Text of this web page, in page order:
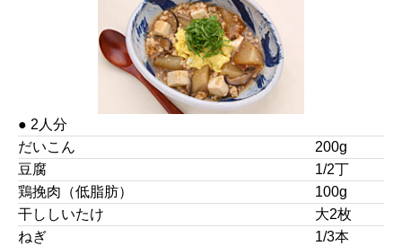
● 2人分
だいこん
200g
豆腐
1/2丁
鶏挽肉（低脂肪）
100g
干ししいたけ
大2枚
ねぎ
1/3本